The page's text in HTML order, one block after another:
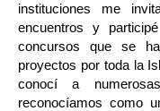
instituciones me
encuentros y
concursos que se
proyectos por toda la
conocí a
reconocíamos como